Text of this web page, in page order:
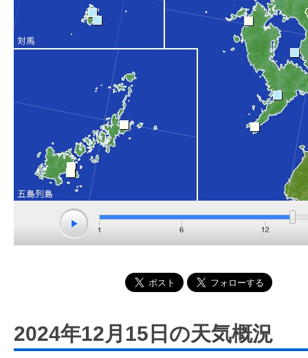
2024年12月15日の天気概況